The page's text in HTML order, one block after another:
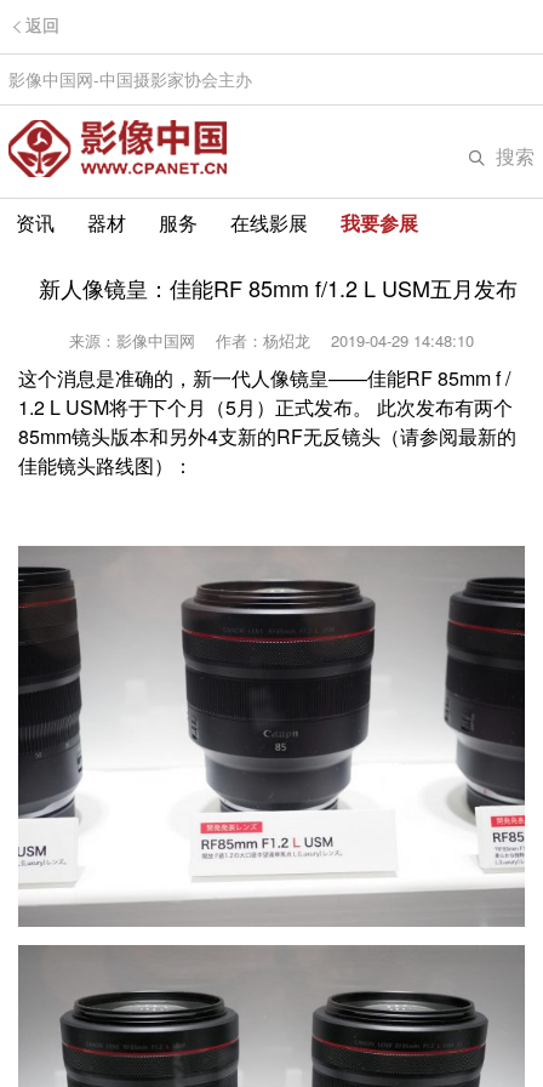
返回
影像中国网-中国摄影家协会主办
搜索
资讯 器材 服务 在线影展 我要参展
新人像镜皇：佳能RF 85mm f/1.2 L USM五月发布
来源：影像中国网 作者：杨炤龙 2019-04-29 14:48:10
这个消息是准确的，新一代人像镜皇——佳能RF 85mm f /
1.2 L USM将于下个月（5月）正式发布。 此次发布有两个
85mm镜头版本和另外4支新的RF无反镜头（请参阅最新的
佳能镜头路线图）：